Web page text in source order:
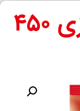
حمص مفلوق تبریزی ۴۵۰